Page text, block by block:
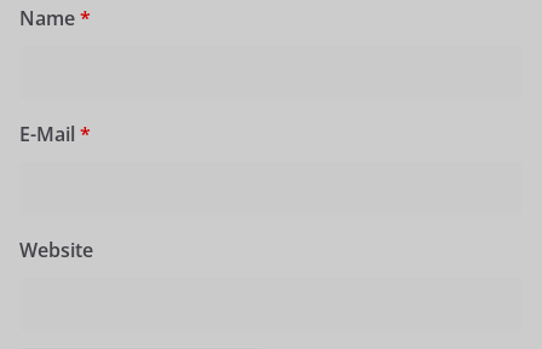
Name*
E-Mail *
Website